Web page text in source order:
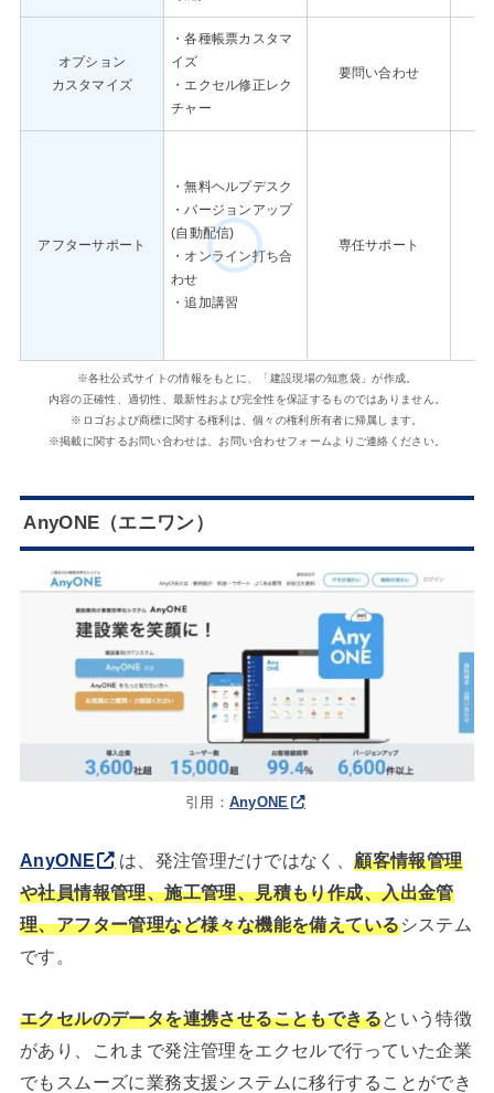
オプション
カスタマイズ
・各種帳票カスタマ
イズ
・エクセル修正レク
チャー
要問い合わせ
アフターサポート
・無料ヘルプデスク
・バージョンアップ
(自動配信)
・オンライン打ち合
わせ
・追加講習
専任サポート
※各社公式サイトの情報をもとに、「建設現場の知恵袋」が作成。
内容の正確性、適切性、最新性および完全性を保証するものではありません。
※ロゴおよび商標に関する権利は、個々の権利所有者に帰属します。
※掲載に関するお問い合わせは、お問い合わせフォームよりご連絡ください。
AnyONE（エニワン）
引用： AnyONE
AnyONE は、発注管理だけではなく、顧客情報管理
や社員情報管理、施工管理、見積もり作成、入出金管
理、アフター管理など様々な機能を備えているシステム
です。
エクセルのデータを連携させることもできるという特徴
があり、これまで発注管理をエクセルで行っていた企業
でもスムーズに業務支援システムに移行することができ